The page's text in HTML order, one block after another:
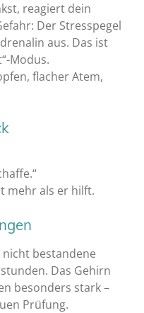
reagiert dein
Der Stresspegel
aus. Das ist
Modus.
flacher Atem,
mehr als er hilft.
bestandene
Das Gehirn
besonders stark –
Prüfung.